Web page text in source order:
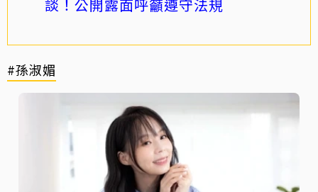
談！公開露面呼籲遵守法規
#孫淑媚